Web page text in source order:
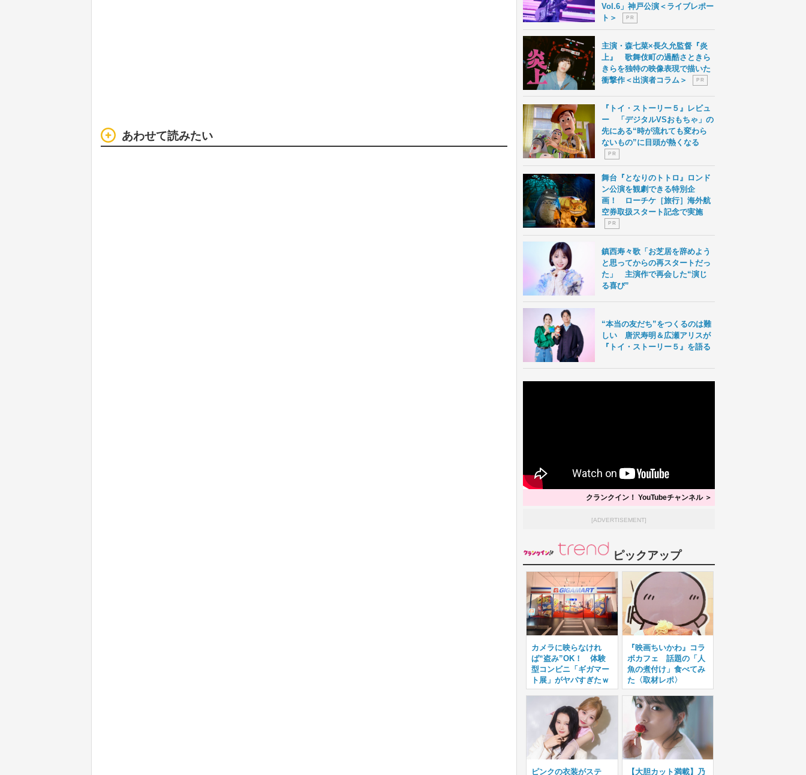
あわせて読みたい
Vol.6」神戸公演＜ライブレポー
ト＞
P R
主演・森七菜×長久允監督『炎
上』 歌舞伎町の過酷さときら
きらを独特の映像表現で描いた
衝撃作＜出演者コラム＞
P R
『トイ・ストーリー５』レビュ
ー 「デジタルVSおもちゃ」の
先にある“時が流れても変わら
ないもの”に目頭が熱くなる
P R
舞台『となりのトトロ』ロンド
ン公演を観劇できる特別企
画！ ローチケ［旅行］海外航
空券取扱スタート記念で実施
P R
鎮西寿々歌「お芝居を辞めよう
と思ってからの再スタートだっ
た」 主演作で再会した“演じ
る喜び”
“本当の友だち”をつくるのは難
しい 唐沢寿明＆広瀬アリスが
『トイ・ストーリー５』を語る
クランクイン！ YouTubeチャンネル ＞
[ADVERTISEMENT]
ピックアップ
カメラに映らなけれ
ば“盗み”OK！ 体験
型コンビニ「ギガマー
ト展」がヤバすぎたｗ
『映画ちいかわ』コラ
ボカフェ 話題の「人
魚の煮付け」食べてみ
た〈取材レポ〉
ピンクの衣装がステ 【大胆カット満載】乃